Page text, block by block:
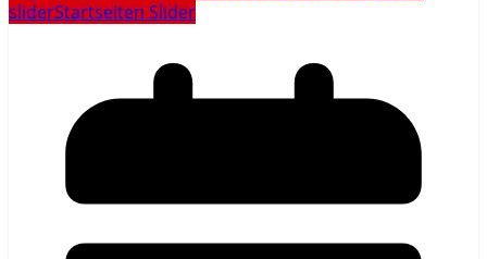
sliderStartseiten Slider